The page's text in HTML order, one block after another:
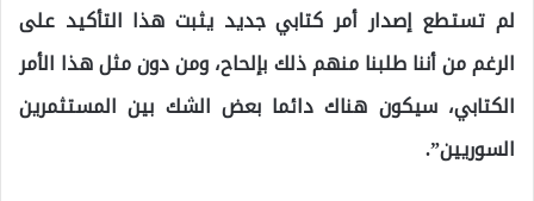
لم تستطع إصدار أمر كتابي جديد يثبت هذا التأكيد على
الرغم من أننا طلبنا منهم ذلك بإلحاح، ومن دون مثل هذا الأمر
الكتابي، سيكون هناك دائما بعض الشك بين المستثمرين
السوريين”.